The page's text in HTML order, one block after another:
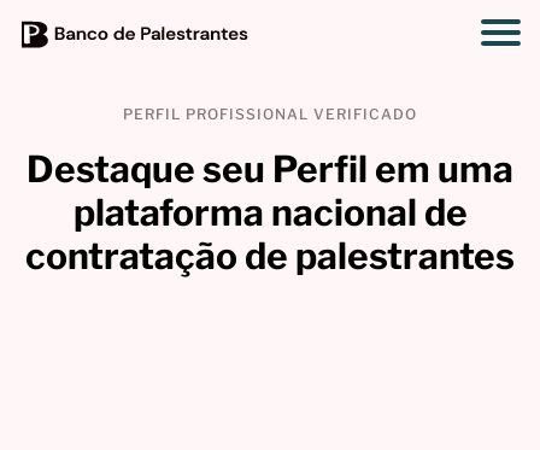
PERFIL PROFISSIONAL VERIFICADO
Destaque seu Perfil em uma
plataforma nacional de
contratação de palestrantes